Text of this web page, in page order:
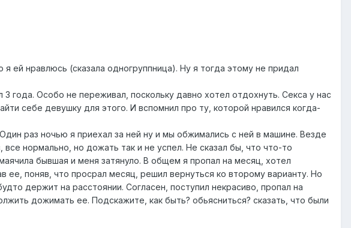
ей нравлюсь (сказала одногруппница). Ну я тогда этому не придал
года. Особо не переживал, поскольку давно хотел отдохнуть. Секса у нас
себе девушку для этого. И вспомнил про ту, которой нравился когда-
раз ночью я приехал за ней ну и мы обжимались с ней в машине. Везде
нормально, но дожать так и не успел. Не сказал бы, что что-то
бывшая и меня затянуло. В общем я пропал на месяц, хотел
поняв, что просрал месяц, решил вернуться ко второму варианту. Но
держит на расстоянии. Согласен, поступил некрасиво, пропал на
дожимать ее. Подскажите, как быть? обьясниться? сказать, что были